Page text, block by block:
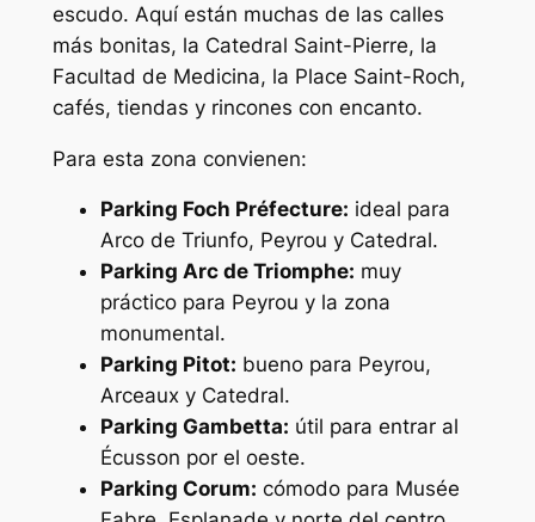
escudo. Aquí están muchas de las calles
más bonitas, la Catedral Saint-Pierre, la
Facultad de Medicina, la Place Saint-Roch,
cafés, tiendas y rincones con encanto.
Para esta zona convienen:
Parking Foch Préfecture: ideal para
Arco de Triunfo, Peyrou y Catedral.
Parking Arc de Triomphe: muy
práctico para Peyrou y la zona
monumental.
Parking Pitot: bueno para Peyrou,
Arceaux y Catedral.
Parking Gambetta: útil para entrar al
Écusson por el oeste.
Parking Corum: cómodo para Musée